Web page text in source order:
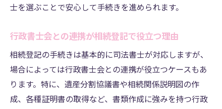
士を選ぶことで安心して手続きを進められます。
行政書士会との連携が相続登記で役立つ理由
相続登記の手続きは基本的に司法書士が対応しますが、
場合によっては行政書士会との連携が役立つケースもあ
ります。特に、遺産分割協議書や相続関係説明図の作
成、各種証明書の取得など、書類作成に強みを持つ行政